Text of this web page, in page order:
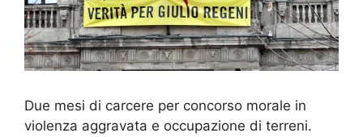
Due mesi di carcere per concorso morale in
violenza aggravata e occupazione di terreni.